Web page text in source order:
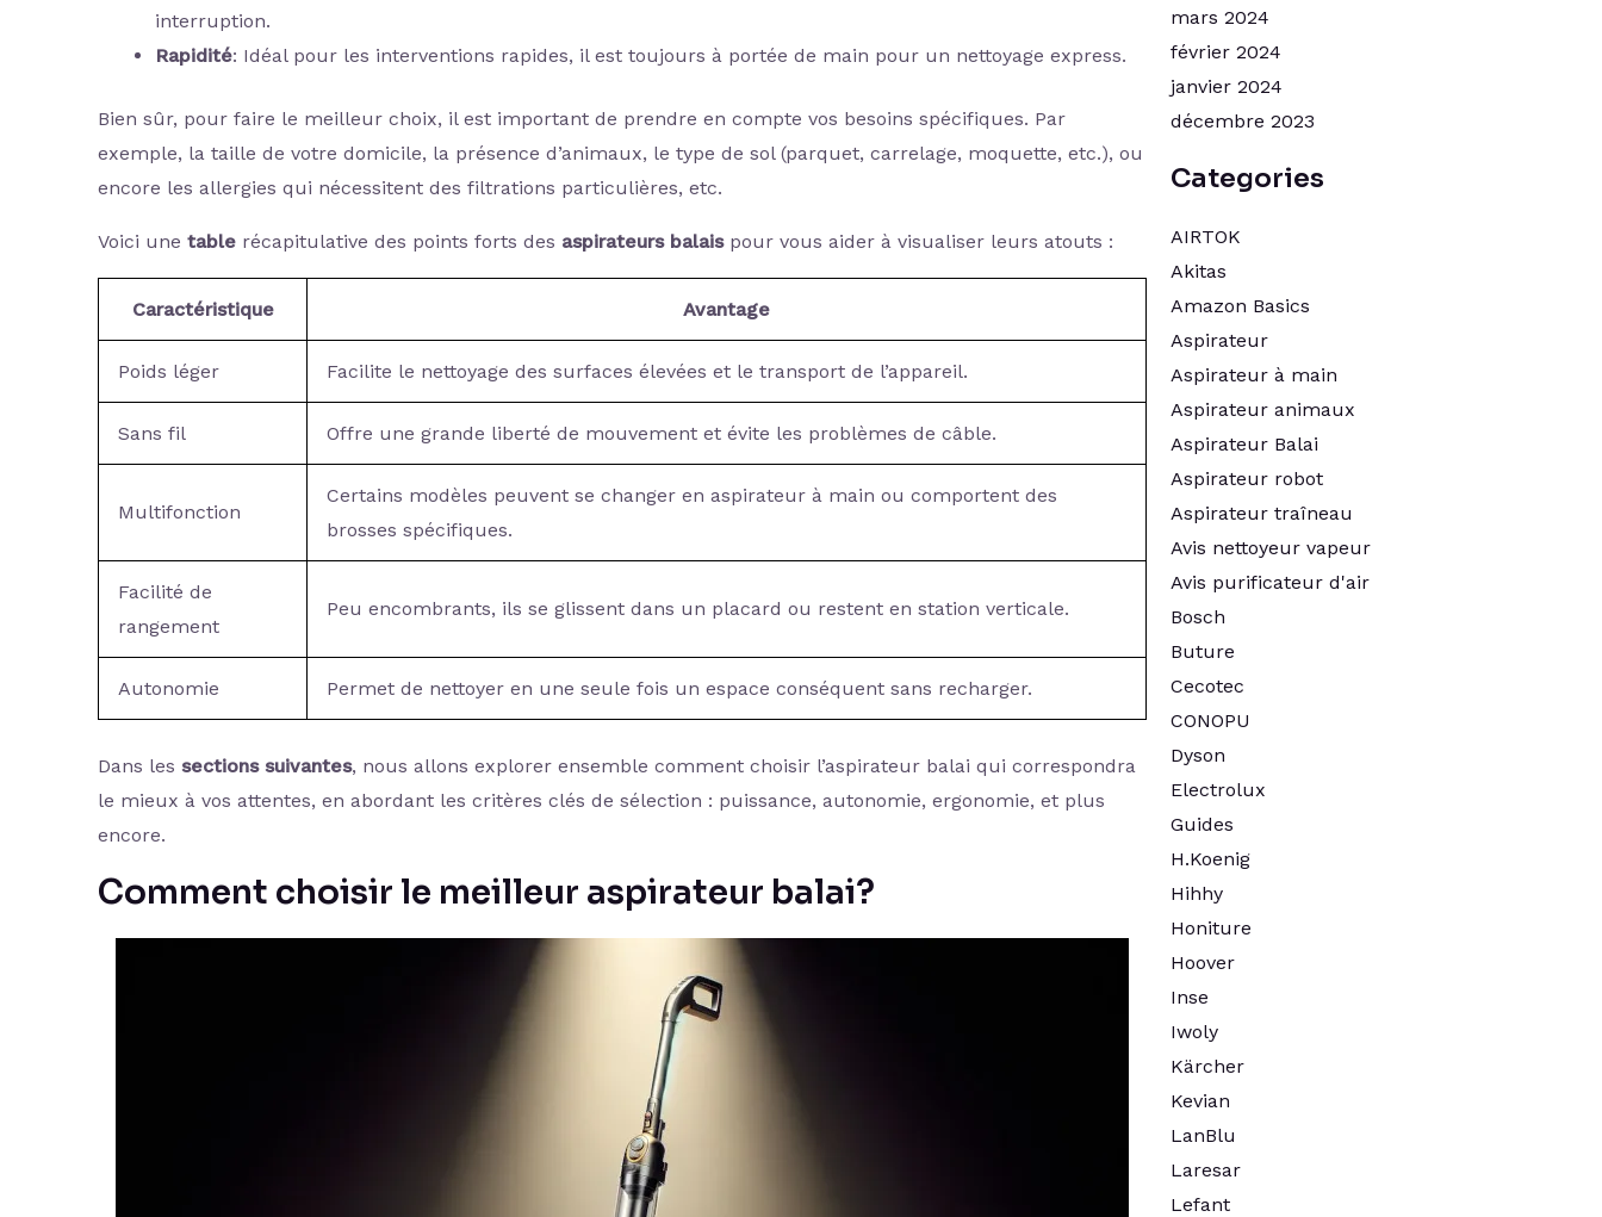
interruption.
Rapidité: Idéal pour les interventions rapides, il est toujours à portée de main pour un nettoyage express.
Bien sûr, pour faire le meilleur choix, il est important de prendre en compte vos besoins spécifiques. Par
exemple, la taille de votre domicile, la présence d’animaux, le type de sol (parquet, carrelage, moquette, etc.), ou
encore les allergies qui nécessitent des filtrations particulières, etc.
Voici une table récapitulative des points forts des aspirateurs balaispour vous aider à visualiser leurs atouts :
Caractéristique Avantage
Poids léger Facilite le nettoyage des surfaces élevées et le transport de l’appareil.
Sans fil Offre une grande liberté de mouvement et évite les problèmes de câble.
Multifonction
Certains modèles peuvent se changer en aspirateur à main ou comportent des
brosses spécifiques.
Facilité de
rangement
Peu encombrants, ils se glissent dans un placard ou restent en station verticale.
Autonomie Permet de nettoyer en une seule fois un espace conséquent sans recharger.
Dans les sections suivantes, nous allons explorer ensemble comment choisir l’aspirateur balai qui correspondra
le mieux à vos attentes, en abordant les critères clés de sélection : puissance, autonomie, ergonomie, et plus
encore.
Comment choisir le meilleur aspirateur balai?
mars 2024
février 2024
janvier 2024
décembre 2023
Categories
AIRTOK
Akitas
Amazon Basics
Aspirateur
Aspirateur à main
Aspirateur animaux
Aspirateur Balai
Aspirateur robot
Aspirateur traîneau
Avis nettoyeur vapeur
Avis purificateur d'air
Bosch
Buture
Cecotec
CONOPU
Dyson
Electrolux
Guides
H.Koenig
Hihhy
Honiture
Hoover
Inse
Iwoly
Kärcher
Kevian
LanBlu
Laresar
Lefant